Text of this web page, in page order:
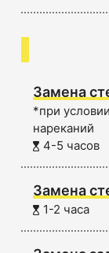
Замена
*при
нареканий
4-5 часов
Замена
1-2 часа